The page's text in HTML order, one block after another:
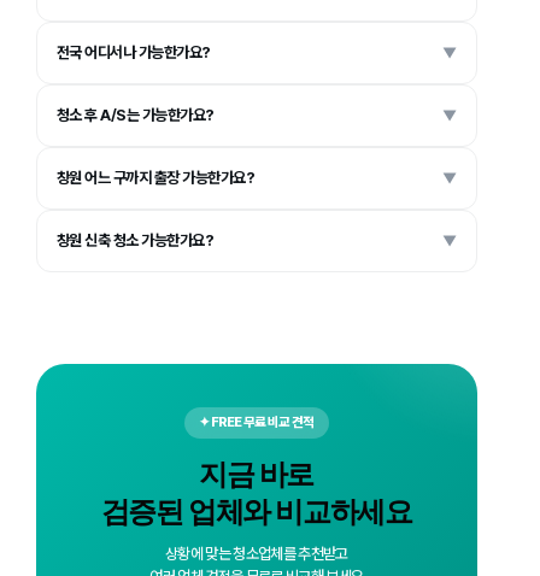
전국 어디서나 가능한가요? ▼
청소 후 A/S는 가능한가요? ▼
창원 어느 구까지 출장 가능한가요? ▼
창원 신축 청소 가능한가요? ▼
✦ FREE 무료 비교 견적
지금 바로
검증된 업체와 비교하세요
상황에 맞는 청소업체를 추천받고